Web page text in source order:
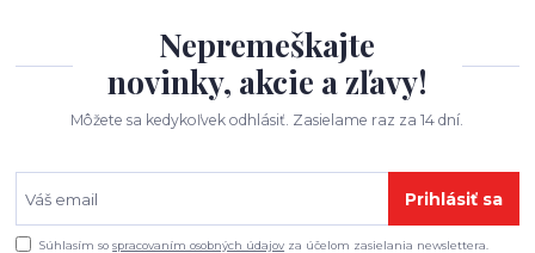
Nepremeškajte
novinky, akcie a zľavy!
Môžete sa kedykoľvek odhlásiť. Zasielame raz za 14 dní.
Prihlásiť sa
Súhlasím sospracovaním osobných údajov za účelom zasielania newslettera.